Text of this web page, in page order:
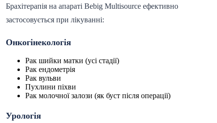
Брахітерапія на апараті Bebig Multisource ефективно
застосовується при лікуванні:
Онкогінекологія
Рак шийки матки (усі стадії)
Рак ендометрія
Рак вульви
Пухлини піхви
Рак молочної залози (як буст після операції)
Урологія